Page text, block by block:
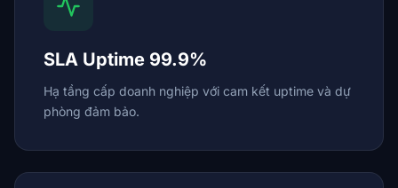
SLA Uptime 99.9%
Hạ tầng cấp doanh nghiệp với cam kết uptime và dự
phòng đảm bảo.